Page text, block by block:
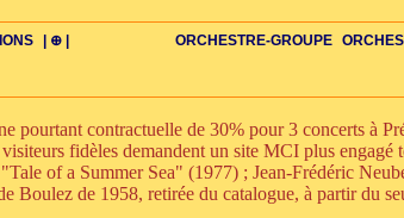
STYLES-ÉCOLES CONTACT
PLAN FAQS GLOSSAIRE AUTEUR CHERCHE
PERSPECTIVE ITINÉRAIRES XXL-SCOPE
INDIV
| ⊕ |
BONUS-FILMS BONUS-VINS
VOIX-SOLO-CHAMBRE
LIEDER FLÛTE-S
CORDES-S
PIANO-SOLO QUATUOR
FLÛTE-C
DOUBLE-C+
CELLO-C
ALTO-C
C
ORCHESTRE-GROUPE
PETIT-
GRAND+VOIX
GRAND-INSTR-SEULS
contractuelle de 30% pour 3 concerts à
fidèles demandent un site MCI plus
of a Summer Sea" (1977) ; Jean-Frédéric
Boulez de 1958, retirée du catalogue, à partir du